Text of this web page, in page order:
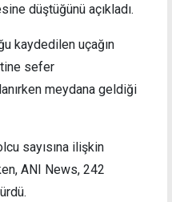
düştüğünü açıkladı.
kaydedilen uçağın
sefer
meydana geldiği
sayısına ilişkin
ANI News, 242